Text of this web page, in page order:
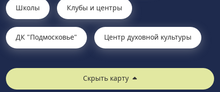
Школы Клубы и центры
ДК "Подмосковье" Центр духовной культуры
Скрыть карту